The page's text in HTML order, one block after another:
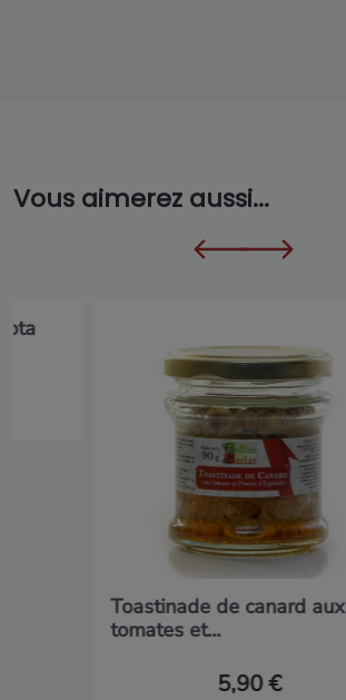
Vous aimerez aussi...
Toastinade de canard aux
tomates et...
5,90 €